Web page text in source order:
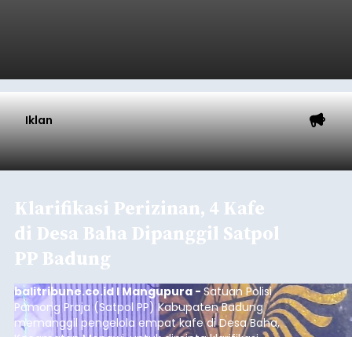
Iklan
Klarifikasi Perizinan, 4 Kafe
di Desa Baha Dipanggil Satpol
PP Badung
balitribune.co.id I Mangupura - Satuan Polisi
Pamong Praja (Satpol PP) Kabupaten Badung
memanggil pengelola empat kafe di Desa Baha,